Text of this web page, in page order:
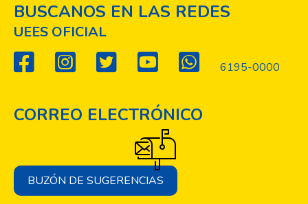
BUSCANOS EN LAS REDES
UEES OFICIAL
6195-0000
CORREO ELECTRÓNICO
BUZÓN DE SUGERENCIAS